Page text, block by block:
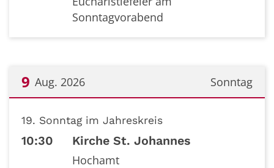
Sonntagvorabend
Sonntag
9 Aug. 2026
19. Sonntag im Jahreskreis
10:30 Kirche St. Johannes
Hochamt